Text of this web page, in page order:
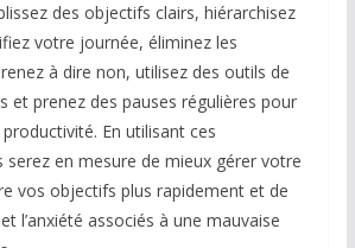
des objectifs clairs, hiérarchisez
votre journée, éliminez les
à dire non, utilisez des outils de
et prenez des pauses régulières pour
En utilisant ces
serez en mesure de mieux gérer votre
vos objectifs plus rapidement et de
l’anxiété associés à une mauvaise